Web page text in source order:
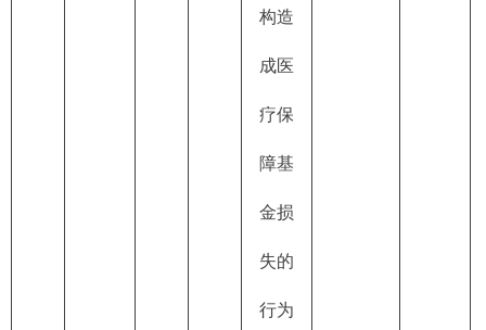
构造
成医
疗保
障基
金损
失的
行为